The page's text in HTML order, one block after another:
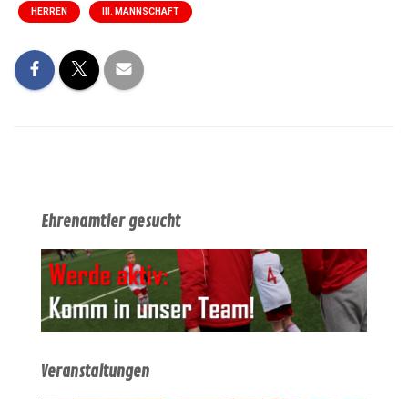
HERREN III. MANNSCHAFT
Ehrenamtler gesucht
Veranstaltungen